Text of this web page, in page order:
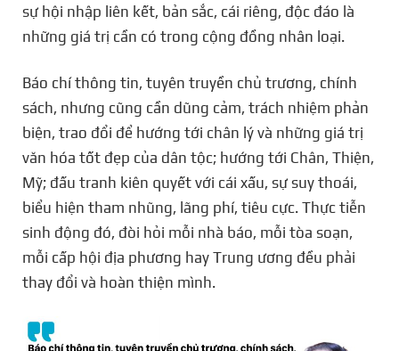
sự hội nhập liên kết, bản sắc, cái riêng, độc đáo là
những giá trị cần có trong cộng đồng nhân loại.
Báo chí thông tin, tuyên truyền chủ trương, chính
sách, nhưng cũng cần dũng cảm, trách nhiệm phản
biện, trao đổi để hướng tới chân lý và những giá trị
văn hóa tốt đẹp của dân tộc; hướng tới Chân, Thiện,
Mỹ; đấu tranh kiên quyết với cái xấu, sự suy thoái,
biểu hiện tham nhũng, lãng phí, tiêu cực. Thực tiễn
sinh động đó, đòi hỏi mỗi nhà báo, mỗi tòa soạn,
mỗi cấp hội địa phương hay Trung ương đều phải
thay đổi và hoàn thiện mình.